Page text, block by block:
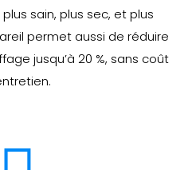
sain, plus sec, et plus
permet aussi de réduire
jusqu’à 20 %, sans coût